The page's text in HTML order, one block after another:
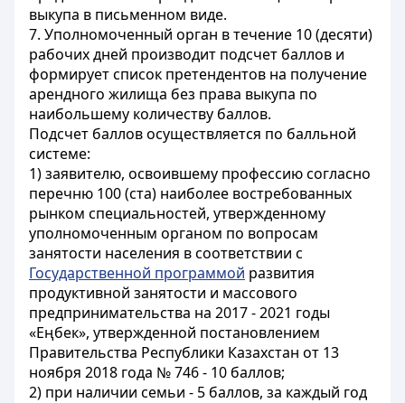
выкупа в письменном виде.
7. Уполномоченный орган в течение 10 (десяти)
рабочих дней производит подсчет баллов и
формирует список претендентов на получение
арендного жилища без права выкупа по
наибольшему количеству баллов.
Подсчет баллов осуществляется по балльной
системе:
1) заявителю, освоившему профессию согласно
перечню 100 (ста) наиболее востребованных
рынком специальностей, утвержденному
уполномоченным органом по вопросам
занятости населения в соответствии с
Государственной программой развития
продуктивной занятости и массового
предпринимательства на 2017 - 2021 годы
«Еңбек», утвержденной постановлением
Правительства Республики Казахстан от 13
ноября 2018 года № 746 - 10 баллов;
2) при наличии семьи - 5 баллов, за каждый год